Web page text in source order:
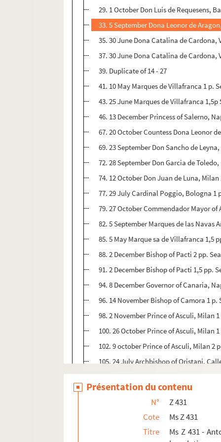
29. 1 October Don Luis de Requesens,
33. 5 September Dona Leonor de
35. 30 June Dona Catalina de Cardona,
37. 30 June Dona Catalina de Cardona,
39. Duplicate of 14 - 27
41. 10 May Marques de Villafranca 1 p.
43. 25 June Marques de Villafranca
46. 13 December Princess of Salerno,
67. 20 October Countess Dona Leonor
69. 23 September Don Sancho de
72. 28 September Don Garcia de
74. 12 October Don Juan de Luna, Milan
77. 29 July Cardinal Poggio, Bologna 1
79. 27 October Commendador Mayor of
82. 5 September Marques de las
85. 5 May Marque sa de Villafranca 1,5
88. 2 December Bishop of Pacti 2 pp.
91. 2 December Bishop of Pacti 1,5 pp.
94. 8 December Governor of Canaria,
96. 14 November Bishop of Camora 1
98. 2 November Prince of Asculi, Milan 1
100. 26 October Prince of Asculi, Milan 1
102. 9 october Prince of Asculi, Milan 2
105. 24 July Archbishop of Oristani,
107. 3 November 1553 Constable of
109. 11 November 1553 Constable of
112. 31 May Constable of Navarre,
114. 26 June Constable of Navarre,
116. 30 July Constable of Navarre,
Présentation du contenu
N°
Z 431
Cote
Ms Z 431
Titre
Ms Z 431 -